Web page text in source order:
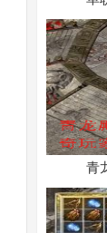
青